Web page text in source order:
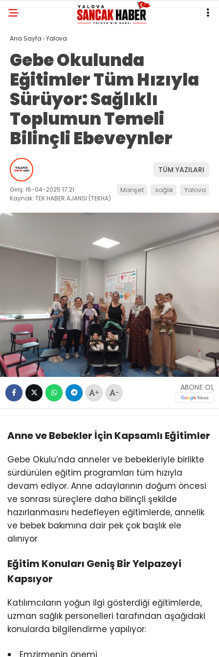
Ana Sayfa ›Yalova
Gebe Okulunda
Eğitimler Tüm Hızıyla
Sürüyor: Sağlıklı
Toplumun Temeli
Bilinçli Ebeveynler
TÜM YAZILARI
Giriş: 16-04-2025 17:21
Kaynak: TEK HABER AJANSI (TEKHA)
Manşet sağlık Yalova
+ -
ABONE OL
Anne ve Bebekler İçin Kapsamlı Eğitimler
Gebe Okulu’nda anneler ve bebekleriyle birlikte
sürdürülen eğitim programları tüm hızıyla
devam ediyor. Anne adaylarının doğum öncesi
ve sonrası süreçlere daha bilinçli şekilde
hazırlanmasını hedefleyen eğitimlerde, annelik
ve bebek bakımına dair pek çok başlık ele
alınıyor.
Eğitim Konuları Geniş Bir Yelpazeyi
Kapsıyor
Katılımcıların yoğun ilgi gösterdiği eğitimlerde,
uzman sağlık personelleri tarafından aşağıdaki
konularda bilgilendirme yapılıyor:
Emzirmenin önemi